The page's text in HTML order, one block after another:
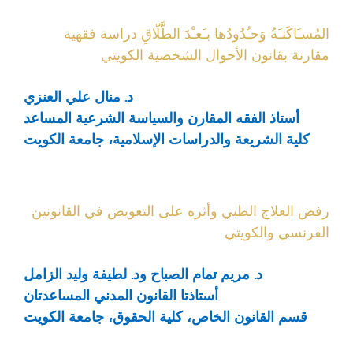
المُسـَاكَنـَةُ وَحـُدُودُها بـَعـْدَ الطَّلّاقِ دراسة فقهية
مقارنة بقانون الأحوال الشخصية الكويتي
د. منال علي العنزي
أستاذ الفقه المقارن والسياسة الشرعية المساعد
كلية الشريعة والدراسات الإسلامية، جامعة الكويت
رفض العلاج الطبي وأثره على التعويض في القانونين
الفرنسي والكويتي
د. مريم تمام الصباح ود. لطيفة وليد الزامل
أستاذتا القانون المدني المساعدتان
قسم القانون الخاص، كلية الحقوق، جامعة الكويت